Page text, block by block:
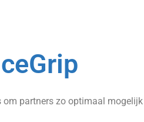
om partners zo optimaal